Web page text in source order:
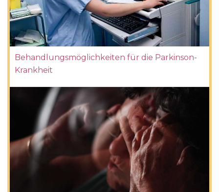
Behandlungsmöglichkeiten für die Parkinson-
Krankheit